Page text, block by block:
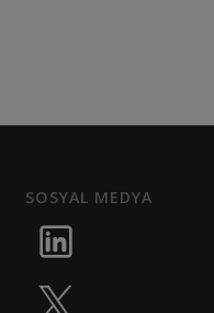
SOSYAL MEDYA